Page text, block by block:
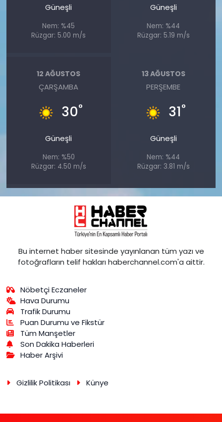
Güneşli
Nem: %45
Rüzgar: 5.00 m/s
Güneşli
Nem: %44
Rüzgar: 5.19 m/s
12 AĞUSTOS
ÇARŞAMBA
30°
Güneşli
Nem: %50
Rüzgar: 4.50 m/s
13 AĞUSTOS
PERŞEMBE
31°
Güneşli
Nem: %44
Rüzgar: 3.81 m/s
Bu internet haber sitesinde yayınlanan tüm yazı ve
fotoğrafların telif hakları haberchannel.com'a aittir.
Nöbetçi Eczaneler
Hava Durumu
Trafik Durumu
Puan Durumu ve Fikstür
Tüm Manşetler
Son Dakika Haberleri
Haber Arşivi
Gizlilik Politikası Künye